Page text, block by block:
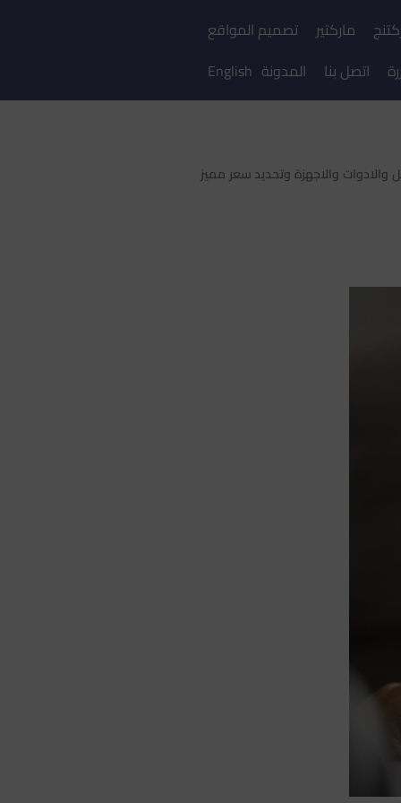
ماركتير
تصميم المواقع
اتصل بنا المدونة English
والاجهزة وتحديد سعر مميز